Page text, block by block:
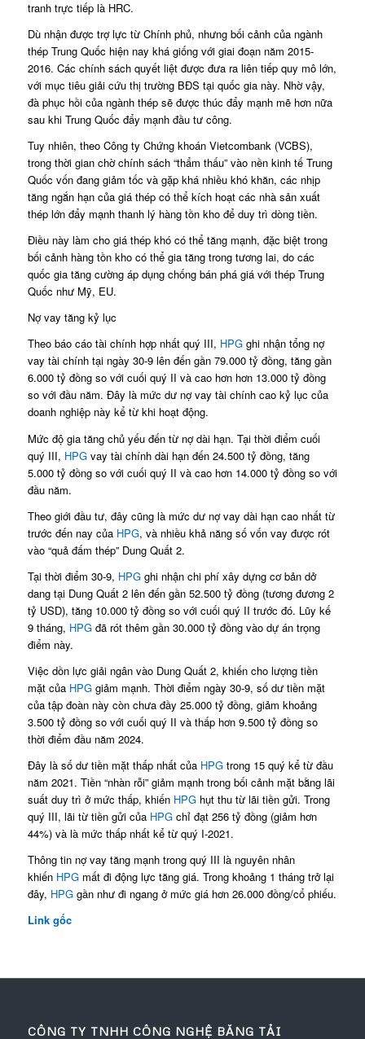
tranh trực tiếp là HRC.
Dù nhận được trợ lực từ Chính phủ, nhưng bối cảnh của ngành
thép Trung Quốc hiện nay khá giống với giai đoạn năm 2015-
2016. Các chính sách quyết liệt được đưa ra liên tiếp quy mô lớn,
với mục tiêu giải cứu thị trường BĐS tại quốc gia này. Nhờ vậy,
đà phục hồi của ngành thép sẽ được thúc đẩy mạnh mẽ hơn nữa
sau khi Trung Quốc đẩy mạnh đầu tư công.
Tuy nhiên, theo Công ty Chứng khoán Vietcombank (VCBS),
trong thời gian chờ chính sách “thẩm thấu” vào nền kinh tế Trung
Quốc vốn đang giảm tốc và gặp khá nhiều khó khăn, các nhịp
tăng ngắn hạn của giá thép có thể kích hoạt các nhà sản xuất
thép lớn đẩy mạnh thanh lý hàng tồn kho để duy trì dòng tiền.
Điều này làm cho giá thép khó có thể tăng mạnh, đặc biệt trong
bối cảnh hàng tồn kho có thể gia tăng trong tương lai, do các
quốc gia tăng cường áp dụng chống bán phá giá với thép Trung
Quốc như Mỹ, EU.
Nợ vay tăng kỷ lục
Theo báo cáo tài chính hợp nhất quý III, HPGghi nhận tổng nợ
vay tài chính tại ngày 30-9 lên đến gần 79.000 tỷ đồng, tăng gần
6.000 tỷ đồng so với cuối quý II và cao hơn hơn 13.000 tỷ đồng
so với đầu năm. Đây là mức dư nợ vay tài chính cao kỷ lục của
doanh nghiệp này kể từ khi hoạt động.
Mức độ gia tăng chủ yếu đến từ nợ dài hạn. Tại thời điểm cuối
quý III, HPGvay tài chính dài hạn đến 24.500 tỷ đồng, tăng
5.000 tỷ đồng so với cuối quý II và cao hơn 14.000 tỷ đồng so với
đầu năm.
Theo giới đầu tư, đây cũng là mức dư nợ vay dài hạn cao nhất từ
trước đến nay của HPG, và nhiều khả năng số vốn vay được rót
vào “quả đấm thép” Dung Quất 2.
Tại thời điểm 30-9, HPGghi nhận chi phí xây dựng cơ bản dở
dang tại Dung Quất 2 lên đến gần 52.500 tỷ đồng (tương đương 2
tỷ USD), tăng 10.000 tỷ đồng so với cuối quý II trước đó. Lũy kế
9 tháng, HPGđã rót thêm gần 30.000 tỷ đồng vào dự án trọng
điểm này.
Việc dồn lực giải ngân vào Dung Quất 2, khiến cho lượng tiền
mặt của HPGgiảm mạnh. Thời điểm ngày 30-9, số dư tiền mặt
của tập đoàn này còn chưa đầy 25.000 tỷ đồng, giảm khoảng
3.500 tỷ đồng so với cuối quý II và thấp hơn 9.500 tỷ đồng so
thời điểm đầu năm 2024.
Đây là số dư tiền mặt thấp nhất của HPGtrong 15 quý kể từ đầu
năm 2021. Tiền “nhàn rỗi” giảm mạnh trong bối cảnh mặt bằng lãi
suất duy trì ở mức thấp, khiến HPGhụt thu từ lãi tiền gửi. Trong
quý III, lãi từ tiền gửi của HPGchỉ đạt 256 tỷ đồng (giảm hơn
44%) và là mức thấp nhất kể từ quý I-2021.
Thông tin nợ vay tăng mạnh trong quý III là nguyên nhân
khiến HPGmất đi động lực tăng giá. Trong khoảng 1 tháng trở lại
đây, HPGgần như đi ngang ở mức giá hơn 26.000 đồng/cổ phiếu.
Link gốc
CÔNG TY TNHH CÔNG NGHỆ BĂNG TẢI